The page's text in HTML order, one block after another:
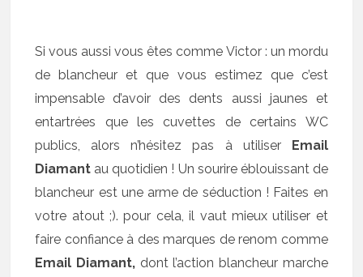
Si vous aussi vous êtes comme Victor : un mordu
de blancheur et que vous estimez que c’est
impensable d’avoir des dents aussi jaunes et
entartrées que les cuvettes de certains WC
publics, alors n’hésitez pas à utiliser Email
Diamant au quotidien ! Un sourire éblouissant de
blancheur est une arme de séduction ! Faites en
votre atout ;). pour cela, il vaut mieux utiliser et
faire confiance à des marques de renom comme
Email Diamant, dont l’action blancheur marche